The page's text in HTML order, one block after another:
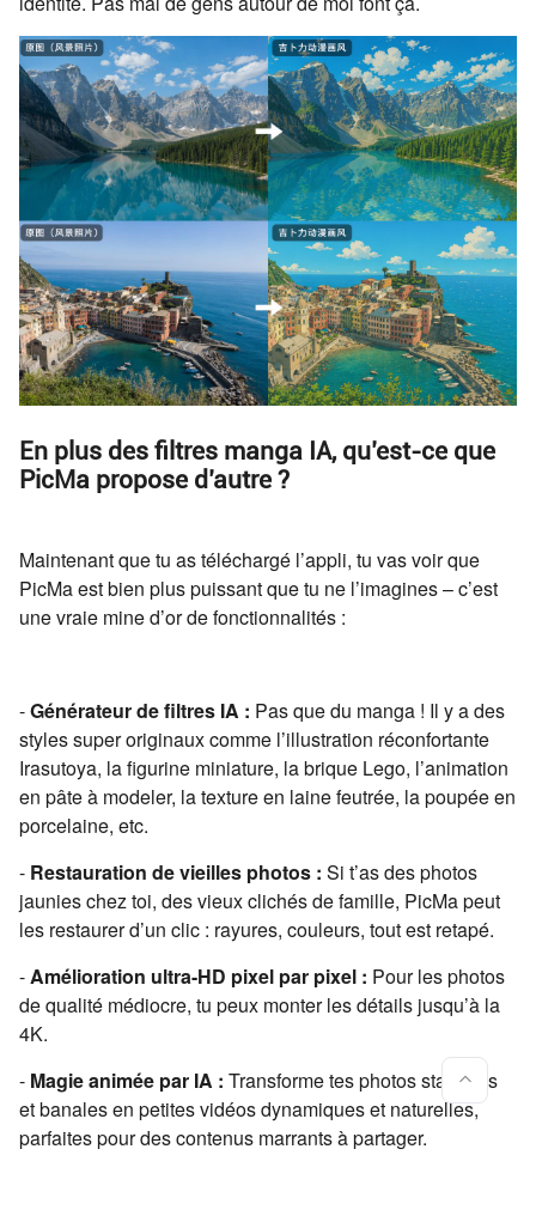
En plus des filtres manga IA, qu’est-ce que
PicMa propose d’autre ?
Maintenant que tu as téléchargé l’appli, tu vas voir que
PicMa est bien plus puissant que tu ne l’imagines – c’est
une vraie mine d’or de fonctionnalités :
-Générateur de filtres IA : Pas que du manga ! Il y a des
styles super originaux comme l’illustration réconfortante
Irasutoya, la figurine miniature, la brique Lego, l’animation
en pâte à modeler, la texture en laine feutrée, la poupée en
porcelaine, etc.
- Restauration de vieilles photos : Si t’as des photos
jaunies chez toi, des vieux clichés de famille, PicMa peut
les restaurer d’un clic : rayures, couleurs, tout est retapé.
-Amélioration ultra-HD pixel par pixel : Pour les photos
de qualité médiocre, tu peux monter les détails jusqu’à la
4K.
- Magie animée par IA : Transforme tes photos statiques
et banales en petites vidéos dynamiques et naturelles,
parfaites pour des contenus marrants à partager.